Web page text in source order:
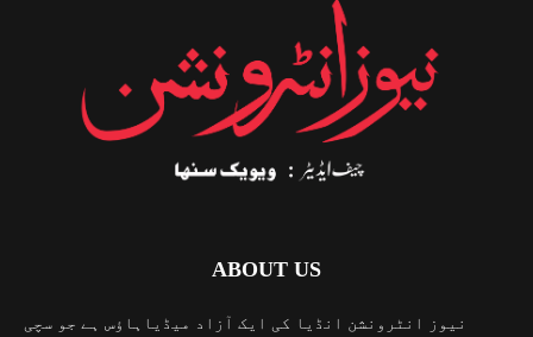
ABOUT US
نیوز انٹرونشن انڈیا کی ایک آزاد میڈیاہاؤس ہے جو سچی